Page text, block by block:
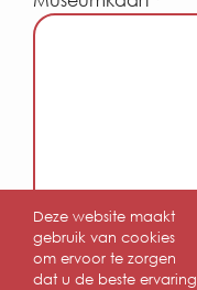
Deze website maakt
gebruik van cookies
om ervoor te zorgen
dat u de beste ervaring